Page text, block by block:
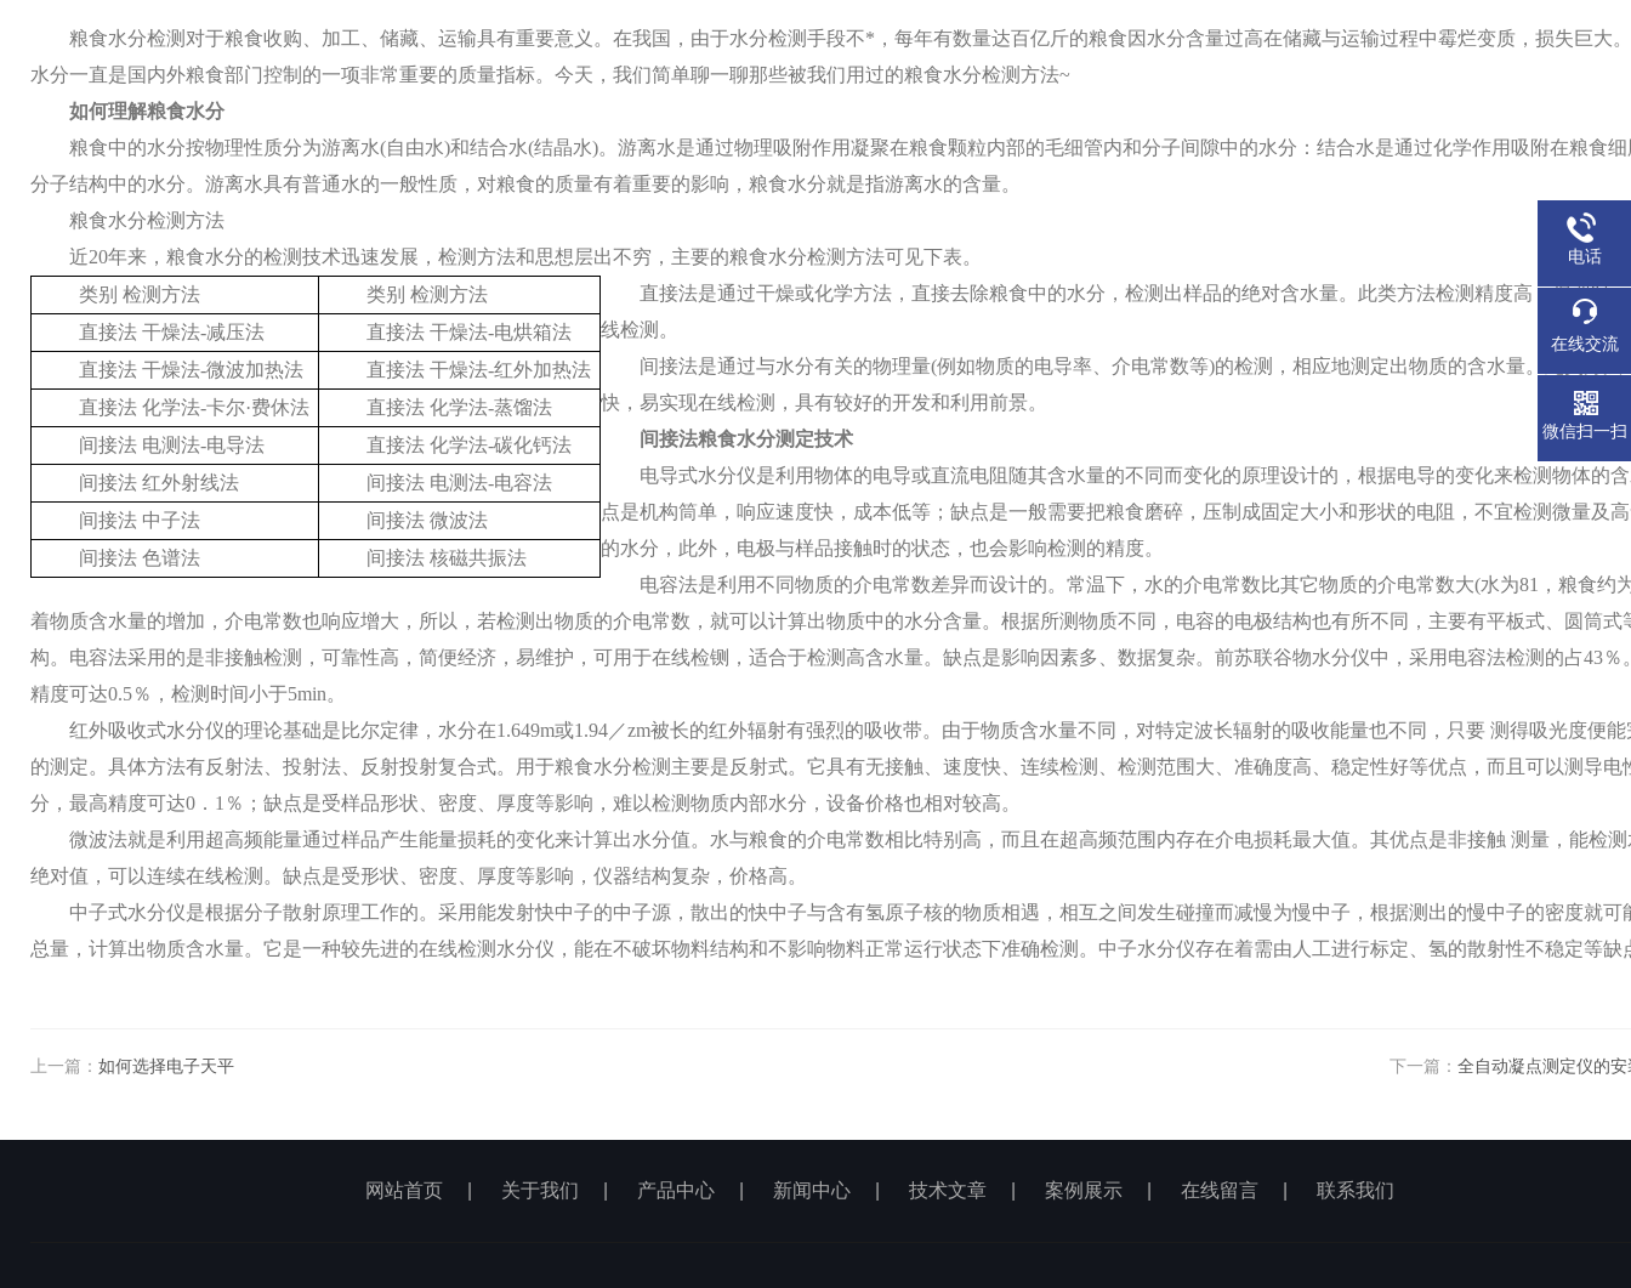
粮食水分检测对于粮食收购、加工、储藏、运输具有重要意义。在我国，由于水分检测手段不*，每年有数量达百亿斤的粮食因水分含量过高在储藏与运输过程中霉烂变质，损失巨大
水分一直是国内外粮食部门控制的一项非常重要的质量指标。今天，我们简单聊一聊那些被我们用过的粮食水分检测方法~
如何理解粮食水分
粮食中的水分按物理性质分为游离水(自由水)和结合水(结晶水)。游离水是通过物理吸附作用凝聚在粮食颗粒内部的毛细管内和分子间隙中的水分：结合水是通过化学作用吸附在粮食
分子结构中的水分。游离水具有普通水的一般性质，对粮食的质量有着重要的影响，粮食水分就是指游离水的含量。
粮食水分检测方法
近20年来，粮食水分的检测技术迅速发展，检测方法和思想层出不穷，主要的粮食水分检测方法可见下表。
类别 检测方法 类别 检测方法
直接法 干燥法-减压法 直接法 干燥法-电烘箱法
直接法 干燥法-微波加热法 直接法 干燥法-红外加热法
直接法 化学法-卡尔·费休法 直接法 化学法-蒸馏法
间接法 电测法-电导法 直接法 化学法-碳化钙法
间接法 红外射线法 间接法 电测法-电容法
间接法 中子法 间接法 微波法
间接法 色谱法 间接法 核磁共振法
直接法是通过干燥或化学方法，直接去除粮食中的水分，检测出样品的绝对含水量。此类方法检测精度高，但费时
线检测。
间接法是通过与水分有关的物理量(例如物质的电导率、介电常数等)的检测，相应地测定出物质的含水量。此类方法
快，易实现在线检测，具有较好的开发和利用前景。
间接法粮食水分测定技术
电导式水分仪是利用物体的电导或直流电阻随其含水量的不同而变化的原理设计的，根据电导的变化来检测物体的
点是机构筒单，响应速度快，成本低等；缺点是一般需要把粮食磨碎，压制成固定大小和形状的电阻，不宜检测微量及
的水分，此外，电极与样品接触时的状态，也会影响检测的精度。
电容法是利用不同物质的介电常数差异而设计的。常温下，水的介电常数比其它物质的介电常数大(水为81，粮食约
着物质含水量的增加，介电常数也响应增大，所以，若检测出物质的介电常数，就可以计算出物质中的水分含量。根据所测物质不同，电容的电极结构也有所不同，主要有平板式、圆筒式
构。电容法采用的是非接触检测，可靠性高，简便经济，易维护，可用于在线检铡，适合于检测高含水量。缺点是影响因素多、数据复杂。前苏联谷物水分仪中，采用电容法检测的占43％
精度可达0.5％，检测时间小于5min。
红外吸收式水分仪的理论基础是比尔定律，水分在1.649m或1.94／zm被长的红外辐射有强烈的吸收带。由于物质含水量不同，对特定波长辐射的吸收能量也不同，只要 测得吸光度便
的测定。具体方法有反射法、投射法、反射投射复合式。用于粮食水分检测主要是反射式。它具有无接触、速度快、连续检测、检测范围大、准确度高、稳定性好等优点，而且可以测导电
分，最高精度可达0．1％；缺点是受样品形状、密度、厚度等影响，难以检测物质内部水分，设备价格也相对较高。
微波法就是利用超高频能量通过样品产生能量损耗的变化来计算出水分值。水与粮食的介电常数相比特别高，而且在超高频范围内存在介电损耗最大值。其优点是非接触 测量，能检
绝对值，可以连续在线检测。缺点是受形状、密度、厚度等影响，仪器结构复杂，价格高。
中子式水分仪是根据分子散射原理工作的。采用能发射快中子的中子源，散出的快中子与含有氢原子核的物质相遇，相互之间发生碰撞而减慢为慢中子，根据测出的慢中子的密度就可
总量，计算出物质含水量。它是一种较先进的在线检测水分仪，能在不破坏物料结构和不影响物料正常运行状态下准确检测。中子水分仪存在着需由人工进行标定、氢的散射性不稳定等缺
上一篇： 如何选择电子天平 下一篇： 全自动凝点测定仪的
网站首页 关于我们 产品中心 新闻中心 技术文章 案例展示 在线留言 联系我们
电话
在线交流
微信扫一扫